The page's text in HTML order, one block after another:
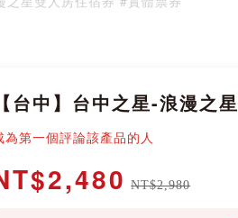
【台中】台中之星-浪漫之
為第一個評論該產品的人
NT$2,980